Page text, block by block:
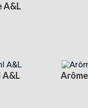
A&L
A&L